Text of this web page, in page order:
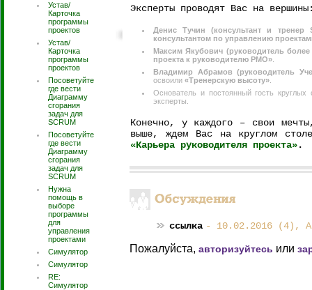
Устав/
Карточка
программы
проектов
Устав/
Карточка
программы
проектов
Посоветуйте
где вести
Диаграмму
сгорания
задач для
SCRUM
Посоветуйте
где вести
Диаграмму
сгорания
задач для
SCRUM
Нужна
помощь в
выборе
программы
для
управления
проектами
Симулятор
Симулятор
RE:
Симулятор
Эксперты проводят Вас на
Денис Тучин (консультант и
консультантом по управлению
Максим Якубович (руководитель
проекта к руководителю PMO»
Владимир Абрамов (руководитель
освоили «Тренерскую высоту»
Основатель и постоянный гость круглых
эксперты.
Конечно, у каждого – свои
выше, ждем Вас на круглом
«Карьера руководителя проекта».
ссылка - 10.02.2016 (4),
Пожалуйста, авторизуйтесь или